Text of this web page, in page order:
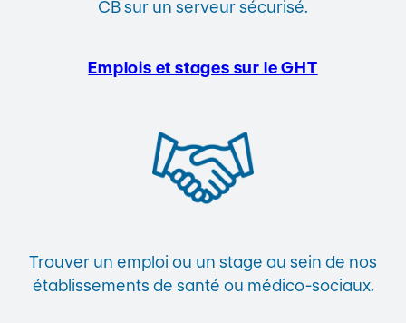
CB sur un serveur sécurisé.
Emplois et stages sur le GHT
Trouver un emploi ou un stage au sein de nos
établissements de santé ou médico-sociaux.